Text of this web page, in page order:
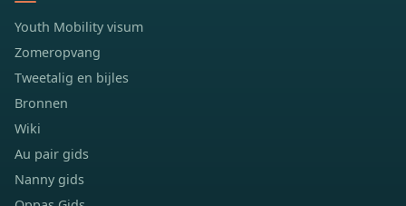
Youth Mobility visum
Zomeropvang
Tweetalig en bijles
Bronnen
Wiki
Au pair gids
Nanny gids